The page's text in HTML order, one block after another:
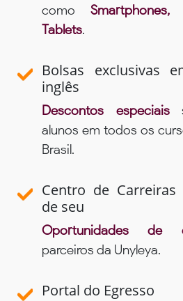
como
Tablets.
Bolsas exclusivas
inglês
Descontos especiais
alunos em todos os
Brasil.
Centro de
de seu
Oportunidades de
parceiros da Unyleya.
Portal do Egresso